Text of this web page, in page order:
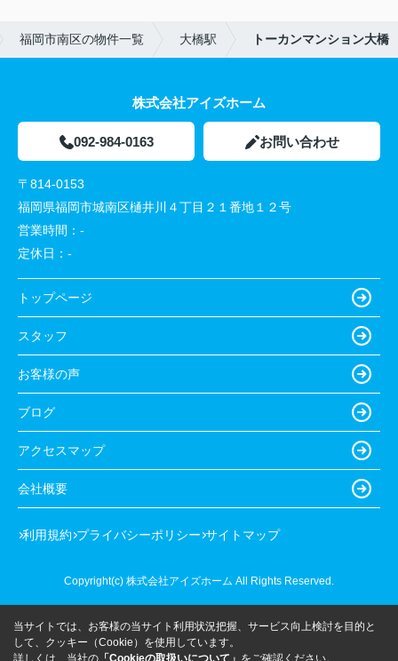
福岡市南区の物件一覧 大橋駅 トーカンマンション大橋
株式会社アイズホーム
092-984-0163 お問い合わせ
〒814-0153
福岡県福岡市城南区樋井川４丁目２１番地１２号
営業時間： -
定休日： -
トップページ
スタッフ
お客様の声
ブログ
アクセスマップ
会社概要
利用規約 プライバシーポリシー サイトマップ
Copyright(c) 株式会社アイズホーム All Rights Reserved.
当サイトでは、お客様の当サイト利用状況把握、サービス向上検討を目的と
して、クッキー（Cookie）を使用しています。
詳しくは、当社の 「Cookieの取扱いについて」 をご確認ください。